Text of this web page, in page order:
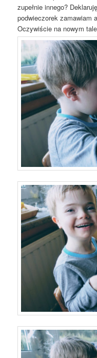
zupełnie innego?
podwieczorek zamawiam
Oczywiście na nowym